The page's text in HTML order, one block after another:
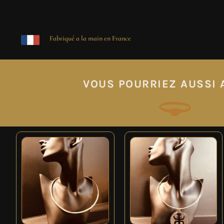
Fabriqué a la main en France
VOUS POURRIEZ AUSSI